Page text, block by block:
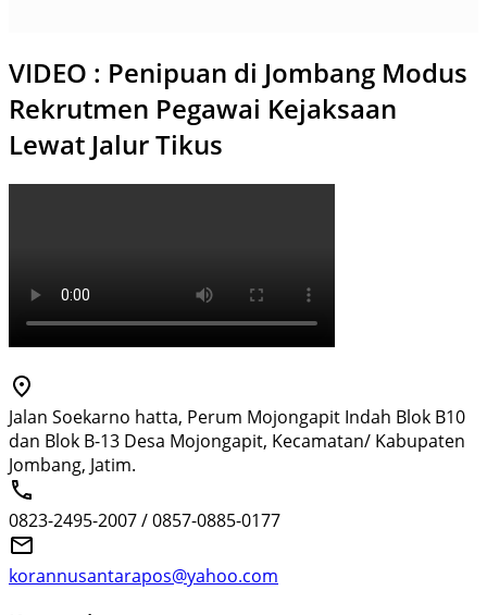
VIDEO : Penipuan di Jombang Modus
Rekrutmen Pegawai Kejaksaan
Lewat Jalur Tikus
Jalan Soekarno hatta, Perum Mojongapit Indah Blok B10
dan Blok B-13 Desa Mojongapit, Kecamatan/ Kabupaten
Jombang, Jatim.
0823-2495-2007 / 0857-0885-0177
korannusantarapos@yahoo.com